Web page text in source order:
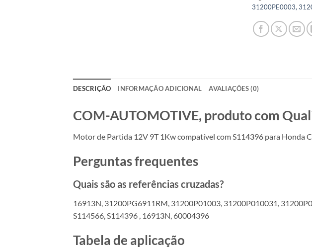
31200PE0003,
DESCRIÇÃO INFORMAÇÃO ADICIONAL AVALIAÇÕES (0)
COM-AUTOMOTIVE, produto com
Motor de Partida 12V 9T 1Kw compatível com S114396 para Honda
Perguntas frequentes
Quais são as referências cruzadas?
16913N, 31200PG6911RM, 31200P01003, 31200P010031,
S114566, S114396 , 16913N, 60004396
Tabela de aplicação